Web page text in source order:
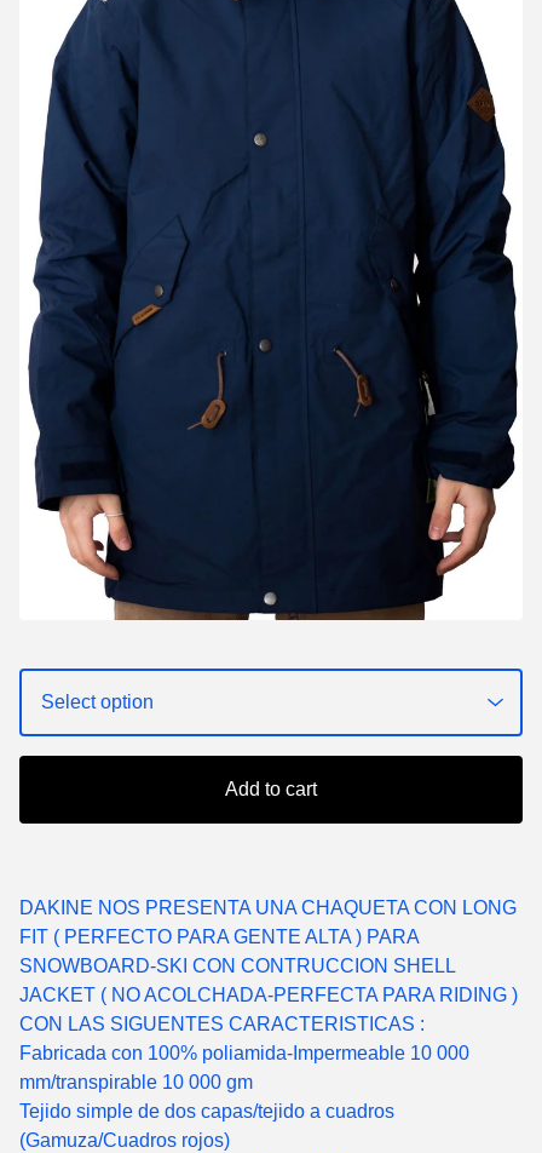
Add to cart
DAKINE NOS PRESENTA UNA CHAQUETA CON LONG
FIT ( PERFECTO PARA GENTE ALTA ) PARA
SNOWBOARD-SKI CON CONTRUCCION SHELL
JACKET ( NO ACOLCHADA-PERFECTA PARA RIDING )
CON LAS SIGUENTES CARACTERISTICAS :
Fabricada con 100% poliamida-Impermeable 10 000
mm/transpirable 10 000 gm
Tejido simple de dos capas/tejido a cuadros
(Gamuza/Cuadros rojos)